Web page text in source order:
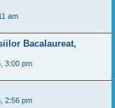
am
Bacalaureat,
3:00 pm
2:56 pm